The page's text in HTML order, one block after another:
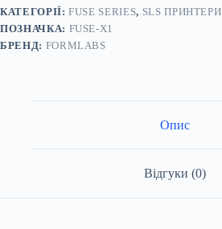
КАТЕГОРІЇ:FUSE SERIES, SLS ПРИНТЕРИ
ПОЗНАЧКА: FUSE-X1
БРЕНД: FORMLABS
Опис
Відгуки (0)